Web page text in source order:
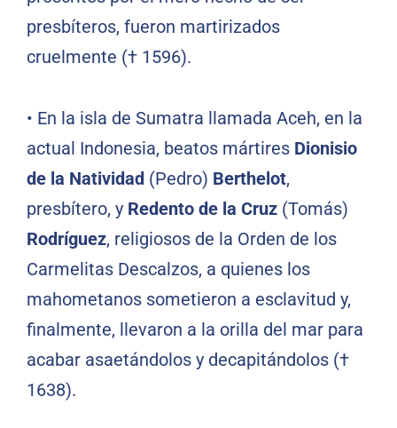
presbíteros, fueron martirizados
cruelmente († 1596).
• En la isla de Sumatra llamada Aceh, en la
actual Indonesia, beatos mártires Dionisio
de la Natividad (Pedro) Berthelot,
presbítero, y Redento de la Cruz (Tomás)
Rodríguez, religiosos de la Orden de los
Carmelitas Descalzos, a quienes los
mahometanos sometieron a esclavitud y,
finalmente, llevaron a la orilla del mar para
acabar asaetándolos y decapitándolos (†
1638).